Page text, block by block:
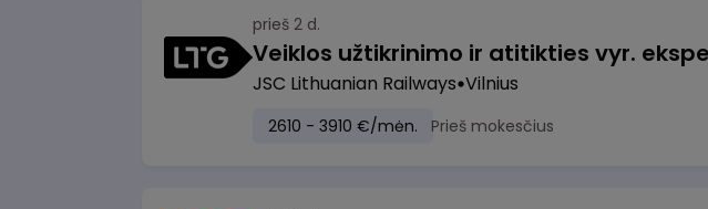
prieš 2 d.
JSC Lithuanian Railways Vilnius
2610 - 3910 €/mėn. Prieš mokesčius